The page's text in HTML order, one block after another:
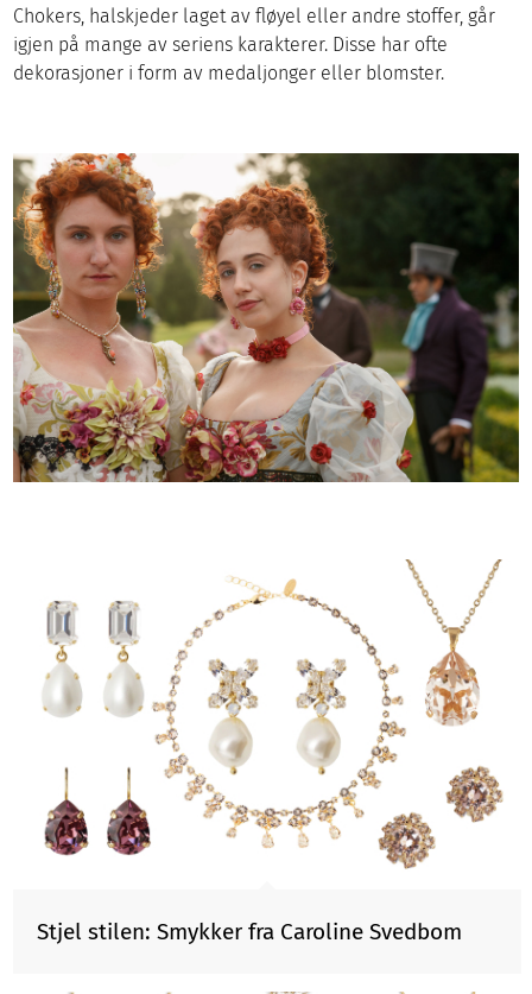
Chokers, halskjeder laget av fløyel eller andre stoffer, går
igjen på mange av seriens karakterer. Disse har ofte
dekorasjoner i form av medaljonger eller blomster.
Stjel stilen: Smykker fra Caroline Svedbom